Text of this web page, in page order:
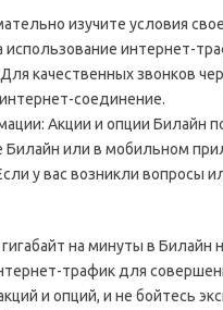
изучите условия
использование интернет-
качественных звонков
соединение.
Акции и опции Билайн
Билайн или в мобильном
у вас возникли вопросы
на минуты в
трафик для
и опций, и не бойтесь